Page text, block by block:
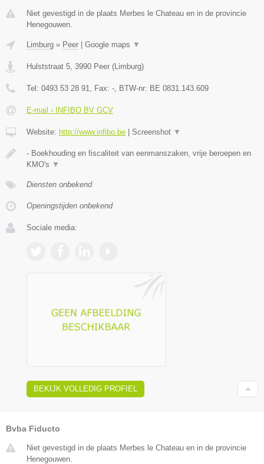
Niet gevestigd in de plaats Merbes le Chateau en in de provincie
Henegouwen.
Limburg » Peer Google maps ▼
Hulststraat 5, 3990 Peer (Limburg)
Tel: 0493 53 28 91, Fax: -, BTW-nr: BE 0831.143.609
E-mail › INFIBO BV GCV
Website: http://www.infibo.be Screenshot ▼
- Boekhouding en fiscaliteit van eenmanszaken, vrije beroepen en
KMO's ▼
Diensten onbekend
Openingstijden onbekend
Sociale media:
BEKIJK VOLLEDIG PROFIEL
Bvba Fiducto
Niet gevestigd in de plaats Merbes le Chateau en in de provincie
Henegouwen.